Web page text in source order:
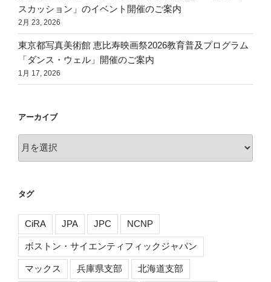
スカッション」のイベント開催のご案内
2月 23, 2026
東京都写真美術館 恵比寿映画祭2026教育普及プログラム
「ダンス・ウェル」開催のご案内
1月 17, 2026
アーカイブ
ー
ブ
タグ
CiRA JPA JPC NCNP
ボストン・サイエンティフィックジャパン
マックス 兵庫県支部 北海道支部